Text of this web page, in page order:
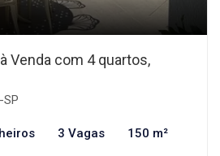
Venda com 4 quartos,
3 Vagas 150 m²